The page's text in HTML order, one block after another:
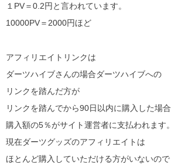
１PV＝0.2円と言われています。
10000PV＝2000円ほど
アフィリエイトリンクは
ダーツハイブさんの場合ダーツハイブへの
リンクを踏んだ方が
リンクを踏んでから90日以内に購入した場合
購入額の5％がサイト運営者に支払われます。
現在ダーツグッズのアフィリエイトは
ほとんど購入していただける方がいないので